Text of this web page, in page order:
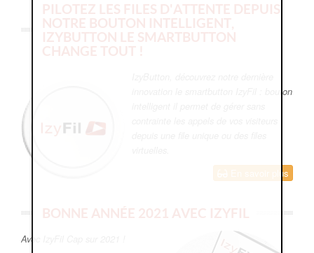
PILOTEZ LES FILES D'ATTENTE DEPUIS
NOTRE BOUTON INTELLIGENT,
IZYBUTTON LE SMARTBUTTON
CHANGE TOUT !
innovation le smartbutton IzyFil : bouton
En savoir plus
BONNE ANNÉE 2021 AVEC IZYFIL
Avec IzyFil Cap sur 2021 !